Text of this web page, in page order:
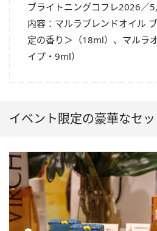
ブライトニングコフレ2026／
内容：マルラブレンドオイル
定の香り＞（18ml）、マルラ
イプ・9ml）
イベント限定の豪華なセッ